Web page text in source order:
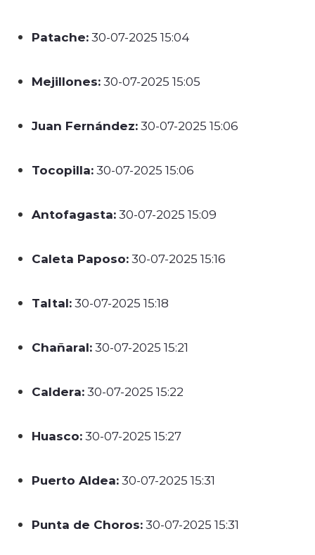
Patache:30-07-2025 15:04
Mejillones:30-07-2025 15:05
Juan Fernández:30-07-2025 15:06
Tocopilla:30-07-2025 15:06
Antofagasta:30-07-2025 15:09
Caleta Paposo:30-07-2025 15:16
Taltal:30-07-2025 15:18
Chañaral:30-07-2025 15:21
Caldera:30-07-2025 15:22
Huasco:30-07-2025 15:27
Puerto Aldea:30-07-2025 15:31
Punta de Choros:30-07-2025 15:31